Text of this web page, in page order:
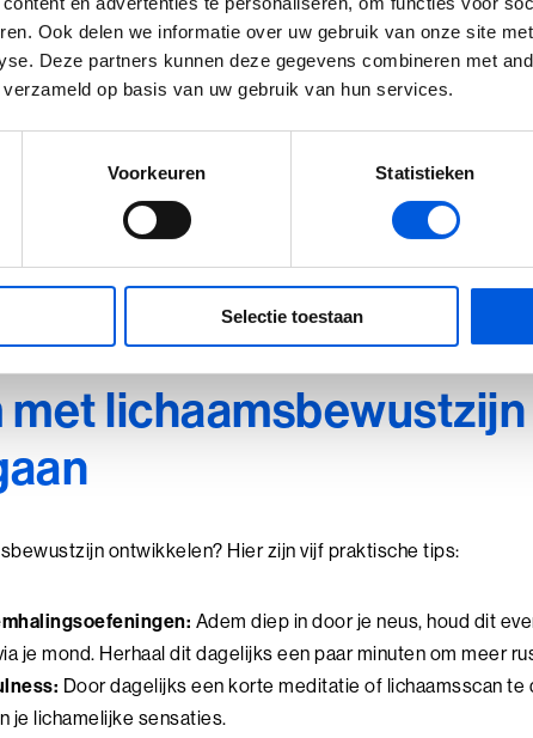
Ook delen we informatie over uw gebruik van onze site
Deze partners kunnen deze gegevens combineren met
op basis van uw gebruik van hun services.
Voorkeuren Statistieken
Selectie toestaan
van het belang:Lichaamsbewustzijn wordt soms als
hulpmiddel is om beter voor jezelf te zorgen.
Veel mensen verwachten snelle resultaten, maar
om regelmatige oefening en toewijding.
Het is belangrijk om met een open en accepterende houding
te vermijden en lichaamsbewustzijn stap voor stap te
met
ontwikkelen? Hier zijn vijf praktische tips:
Adem diep in door je neus, houd dit
je mond. Herhaal dit dagelijks een paar minuten om meer
Door dagelijks een korte meditatie of lichaamsscan te
je lichamelijke sensaties.